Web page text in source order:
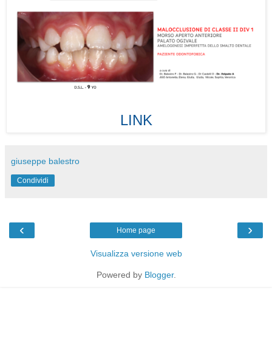
LINK
giuseppe balestro
Condividi
‹ ›
Home page
Visualizza versione web
Powered by Blogger.